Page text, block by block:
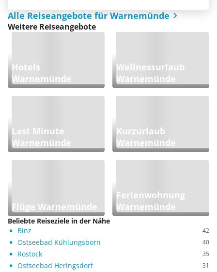
Alle Reiseangebote für Warnemünde
Weitere Reiseangebote
Hotels
Warnemünde
Wellnessurlaub
Warnemünde
Last Minute
Warnemünde
Kurzurlaub
Warnemünde
Flüge Warnemünde
Ferienwohnung
Warnemünde
Beliebte Reiseziele in der Nähe
Binz
42
Ostseebad Kühlungsborn 40
Rostock 35
Ostseebad Heringsdorf 31